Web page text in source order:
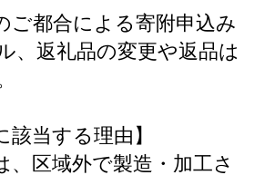
ご都合による寄附申込み
、返礼品の変更や返品は
該当する理由】
、区域外で製造・加工さ